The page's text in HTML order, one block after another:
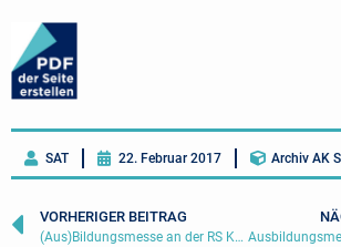
SAT 22. Februar 2017 Archiv AK
VORHERIGER BEITRAG
(Aus)Bildungsmesse an der RS Kemnath und an der MS Kemnath | 08.10. 2016